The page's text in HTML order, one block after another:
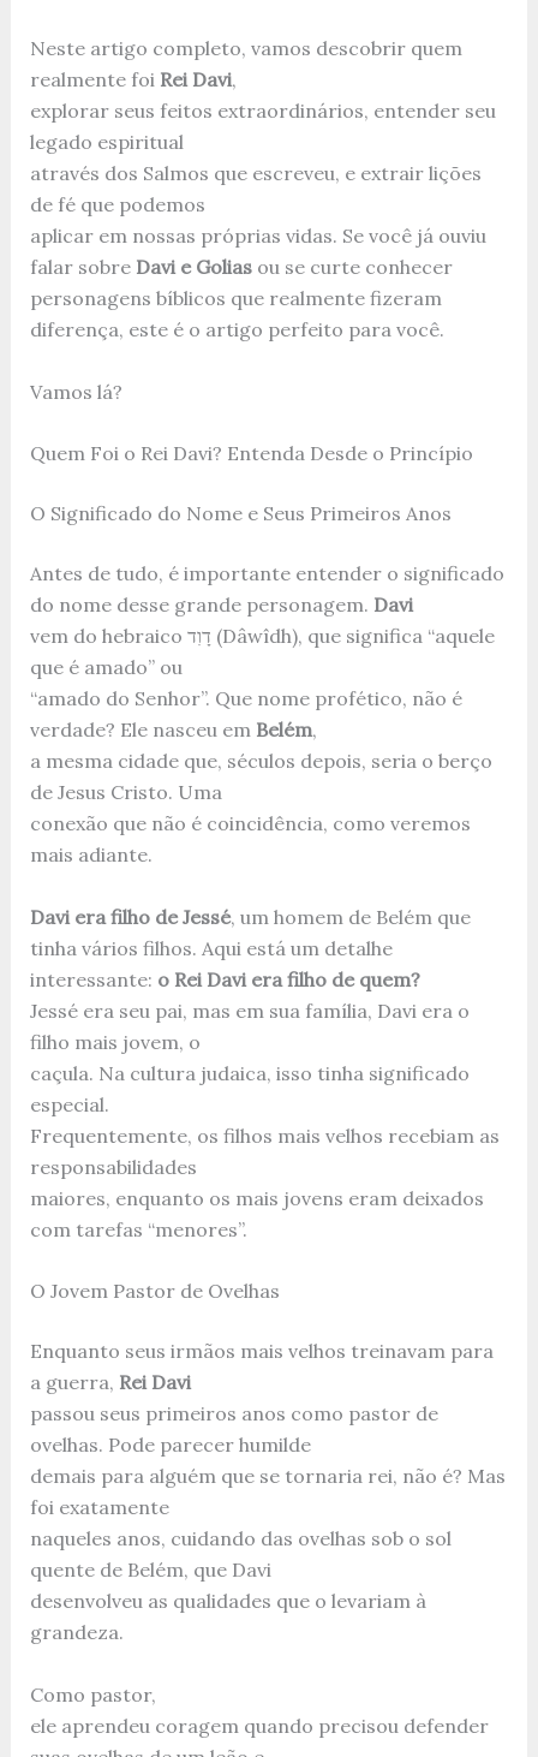
Neste artigo completo, vamos descobrir quem
realmente foi Rei Davi,
explorar seus feitos extraordinários, entender seu
legado espiritual
através dos Salmos que escreveu, e extrair lições
de fé que podemos
aplicar em nossas próprias vidas. Se você já ouviu
falar sobre Davi e Goliasou se curte conhecer
personagens bíblicos que realmente fizeram
diferença, este é o artigo perfeito para você.
Vamos lá?
Quem Foi o Rei Davi? Entenda Desde o Princípio
O Significado do Nome e Seus Primeiros Anos
Antes de tudo, é importante entender o significado
do nome desse grande personagem. Davi
vem do hebraico דָוִד (Dâwîdh), que significa “aquele
que é amado” ou
“amado do Senhor”. Que nome profético, não é
verdade? Ele nasceu em Belém,
a mesma cidade que, séculos depois, seria o berço
de Jesus Cristo. Uma
conexão que não é coincidência, como veremos
mais adiante.
Davi era filho de Jessé, um homem de Belém que
tinha vários filhos. Aqui está um detalhe
interessante: o Rei Davi era filho de quem?
Jessé era seu pai, mas em sua família, Davi era o
filho mais jovem, o
caçula. Na cultura judaica, isso tinha significado
especial.
Frequentemente, os filhos mais velhos recebiam as
responsabilidades
maiores, enquanto os mais jovens eram deixados
com tarefas “menores”.
O Jovem Pastor de Ovelhas
Enquanto seus irmãos mais velhos treinavam para
a guerra, Rei Davi
passou seus primeiros anos como pastor de
ovelhas. Pode parecer humilde
demais para alguém que se tornaria rei, não é? Mas
foi exatamente
naqueles anos, cuidando das ovelhas sob o sol
quente de Belém, que Davi
desenvolveu as qualidades que o levariam à
grandeza.
Como pastor,
ele aprendeu coragem quando precisou defender